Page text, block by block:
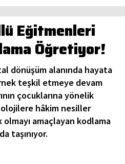
Eğitmenleri
Öğretiyor!
dönüşüm alanında hayata
teşkil etmeye devam
çocuklarına yönelik
hâkim nesiller
amaçlayan kodlama
taşınıyor.